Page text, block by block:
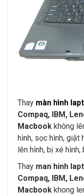
Thay màn hình
Compaq, IBM,
Macbook không
hình, sọc hình, giật
lên hình, bị xé hình,
Thay man hinh
Compaq, IBM,
Macbook khong